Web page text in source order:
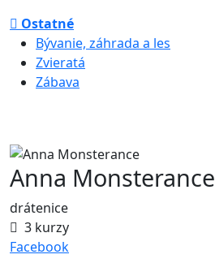
Ostatné
Bývanie, záhrada a les
Zvieratá
Zábava
Anna Monsterance
drátenice
3 kurzy
Facebook